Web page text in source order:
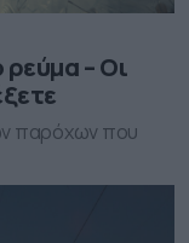
– Οι
παρόχων που